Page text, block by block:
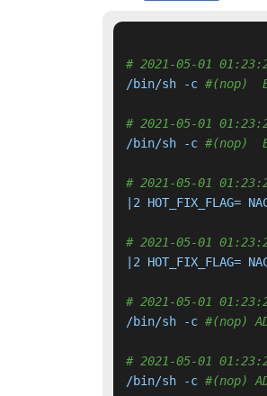
# 2021-05-01
/bin/sh -c #(nop)
# 2021-05-01
/bin/sh -c #(nop)
# 2021-05-01
|2 HOT_FIX_FLAG=
# 2021-05-01
|2 HOT_FIX_FLAG=
# 2021-05-01
/bin/sh -c #(nop)
# 2021-05-01
/bin/sh -c #(nop)